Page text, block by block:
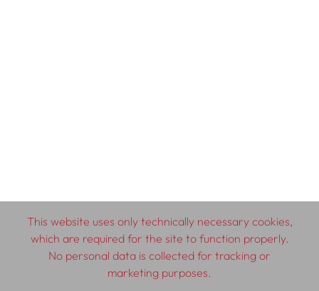
This website uses only technically necessary cookies,
which are required for the site to function properly.
No personal data is collected for tracking or
marketing purposes.